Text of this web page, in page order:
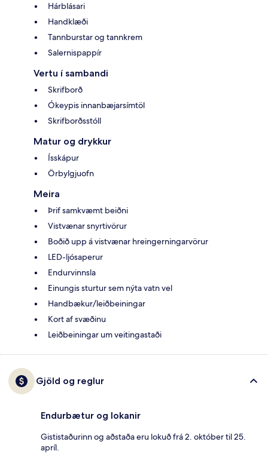
Hárblásari
Handklæði
Tannburstar og tannkrem
Salernispappír
Vertu í sambandi
Skrifborð
Ókeypis innanbæjarsímtöl
Skrifborðsstóll
Matur og drykkur
Ísskápur
Örbylgjuofn
Meira
Þrif samkvæmt beiðni
Vistvænar snyrtivörur
Boðið upp á vistvænar hreingerningarvörur
LED-ljósaperur
Endurvinnsla
Einungis sturtur sem nýta vatn vel
Handbækur/leiðbeiningar
Kort af svæðinu
Leiðbeiningar um veitingastaði
Gjöld og reglur
Endurbætur og lokanir
Gististaðurinn og aðstaða eru lokuð frá 2. október til 25.
apríl.